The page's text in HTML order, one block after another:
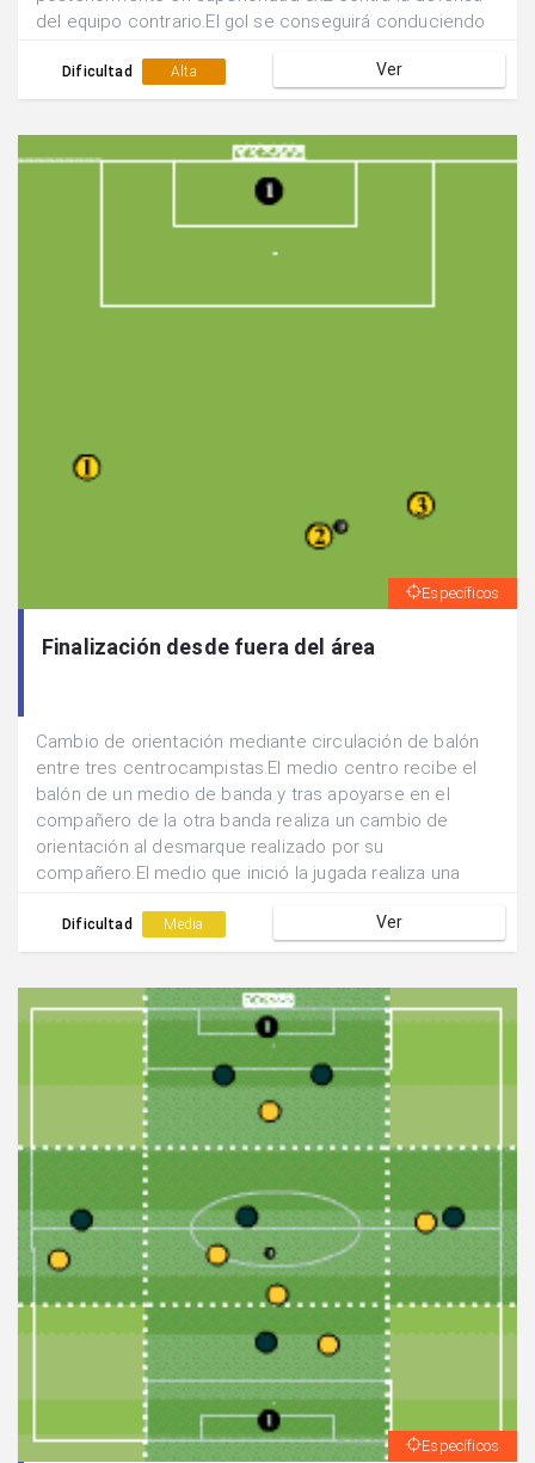
del equipo contrario.El gol se conseguirá conduciendo
Dificultad Alta Ver
Específicos
Finalización desde fuera del área
Cambio de orientación mediante circulación de balón
entre tres centrocampistas.El medio centro recibe el
balón de un medio de banda y tras apoyarse en el
compañero de la otra banda realiza un cambio de
orientación al desmarque realizado por su
compañero.El medio que inició la jugada realiza una
con tiro lejano la acción.
Dificultad Media Ver
Específicos